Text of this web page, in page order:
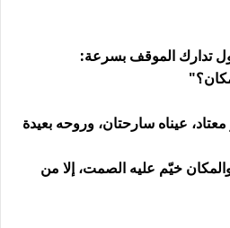
تدارك الموقف بسرعة:
عيناه سارحتان، وروحه بعيدة
خيّم عليه الصمت، إلا من